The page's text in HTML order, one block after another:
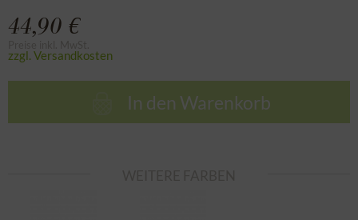
44,90 €
zzgl. Versandkosten
In den Warenkorb